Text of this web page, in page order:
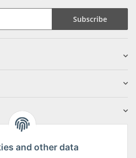
Subscribe
and other data